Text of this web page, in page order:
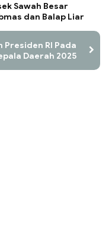
Sawah Besar
dan Balap Liar
Presiden RI Pada
Daerah 2025